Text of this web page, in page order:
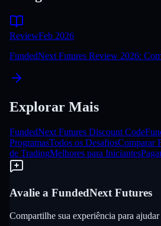
ReviewFeb 2026
FundedNext Futures Review 2026:
Explorar Mais
FundedNext Futures Discount Code
ProgramasTodos os DesafiosComparar
de TradingMelhores para Iniciantes
Avalie a FundedNext Futures
Compartilhe sua experiência para